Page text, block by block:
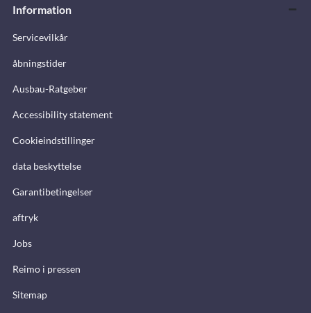
Information
Servicevilkår
åbningstider
Ausbau-Ratgeber
Accessibility statement
Cookieindstillinger
data beskyttelse
Garantibetingelser
aftryk
Jobs
Reimo i pressen
Sitemap